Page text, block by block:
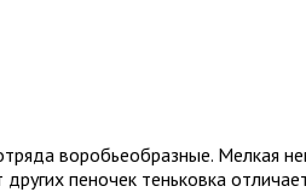
воробьеобразные. Мелкая
пеночек теньковка